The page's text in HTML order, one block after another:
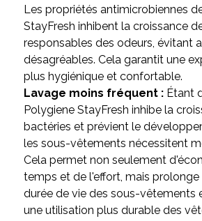
Les propriétés antimicrobiennes
StayFresh inhibent la croissance
responsables des odeurs, évitant
désagréables. Cela garantit une
plus hygiénique et confortable.
Lavage moins fréquent : Étant
Polygiene StayFresh inhibe la
bactéries et prévient le
les sous-vêtements nécessitent
Cela permet non seulement
temps et de l'effort, mais
durée de vie des sous-vêtements
une utilisation plus durable des